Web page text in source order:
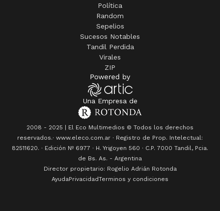
Política
Random
Sepelios
Sucesos Notables
Tandil Perdida
Virales
ZIP
Una Empresa de
2008 - 2025 | El Eco Multimedios © Todos los derechos
reservados.· www.eleco.com.ar · Registro de Prop. Intelectual:
82511620. · Edición Nº 6977 · H. Yrigoyen 560 · C.P. 7000 Tandil, Pcia.
de Bs. As. - Argentina
Director propietario: Rogelio Adrián Rotonda
AyudaPrivacidadTerminos y condiciones